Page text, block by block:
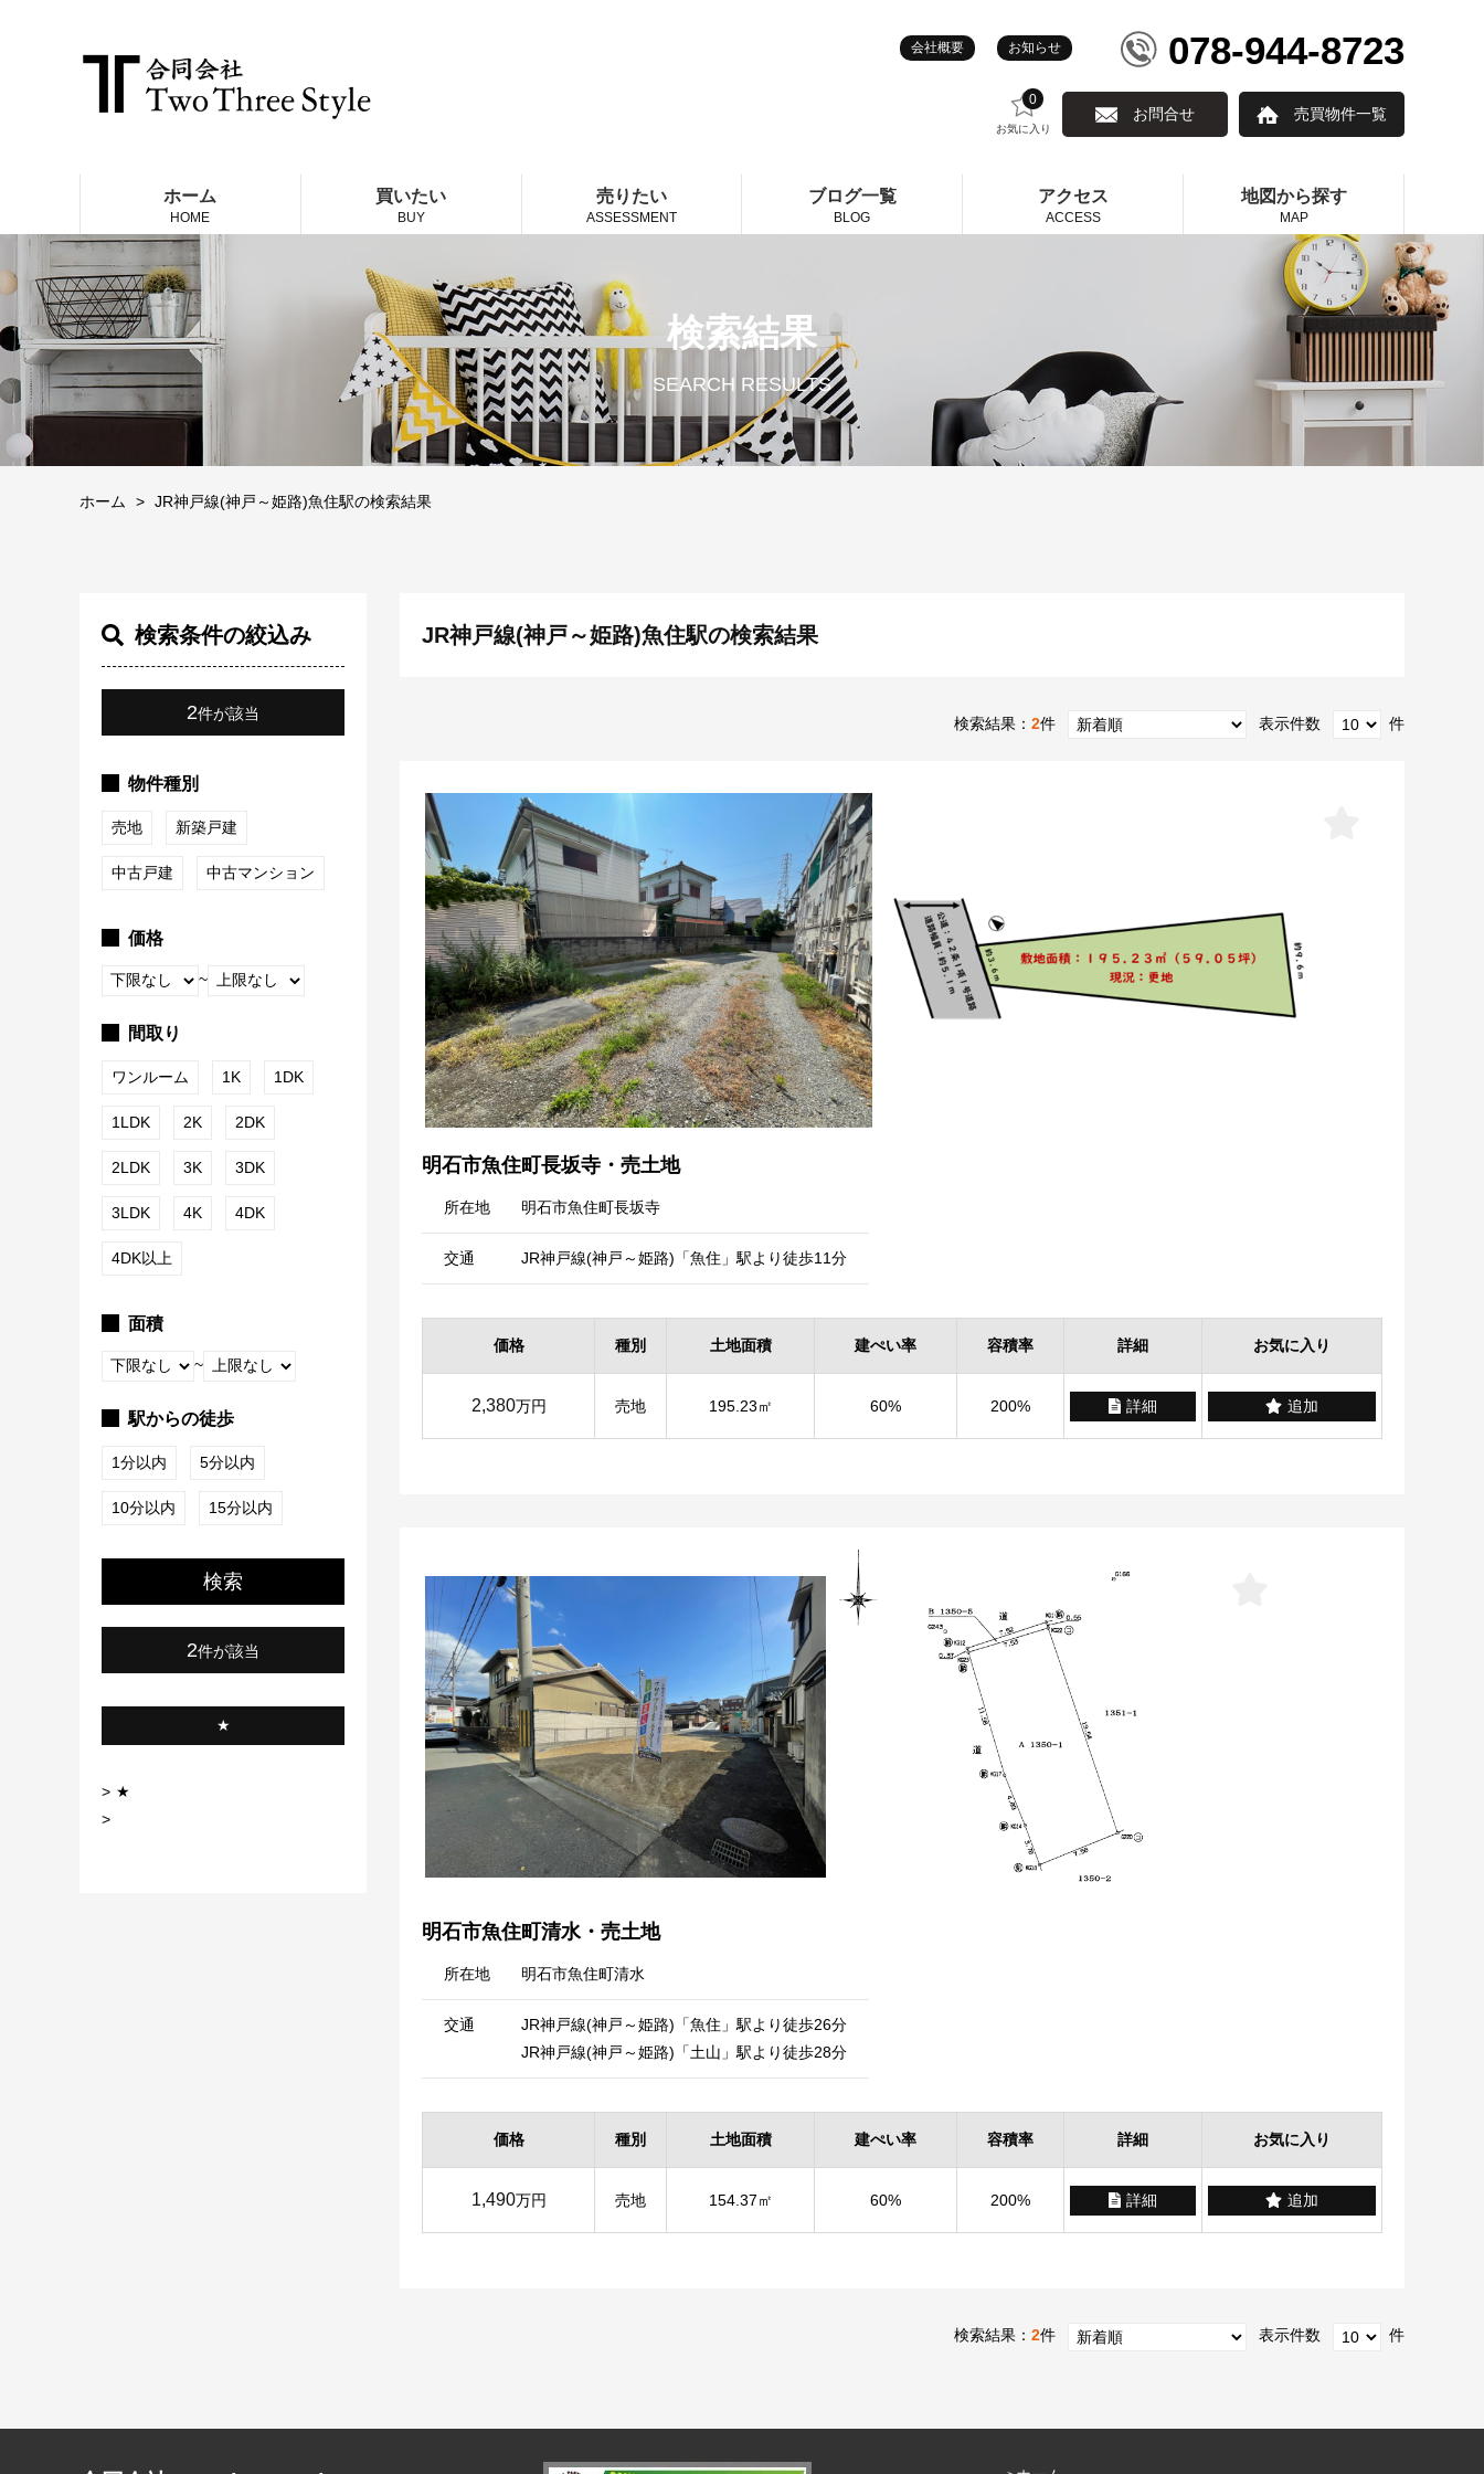
会社概要 お知らせ 078-944-8723
0
お気に入り
お問合せ 売買物件一覧
ホーム
HOME
買いたい
BUY
売りたい
ASSESSMENT
ブログ一覧
BLOG
アクセス
ACCESS
地図から探す
MAP
検索結果
SEARCH RESULTS
ホーム JR神戸線(神戸～姫路)魚住駅の検索結果
検索条件の絞込み
2件が該当
物件種別
売地 新築戸建
中古戸建 中古マンション
価格
~
間取り
ワンルーム 1K 1DK
1LDK 2K 2DK
2LDK 3K 3DK
3LDK 4K 4DK
4DK以上
面積
~
駅からの徒歩
1分以内 5分以内
10分以内 15分以内
検索
2件が該当
★
★
JR神戸線(神戸～姫路)魚住駅の検索結果
検索結果： 2件 表示件数 件
明石市魚住町長坂寺・売土地
所在地 明石市魚住町長坂寺
交通 JR神戸線(神戸～姫路)「魚住」駅より徒歩11分
価格 種別 土地面積 建ぺい率 容積率 詳細 お気に入り
2,380万円 売地 195.23㎡ 60% 200% 詳細 追加
明石市魚住町清水・売土地
所在地 明石市魚住町清水
交通
JR神戸線(神戸～姫路)「魚住」駅より徒歩26分
JR神戸線(神戸～姫路)「土山」駅より徒歩28分
価格 種別 土地面積 建ぺい率 容積率 詳細 お気に入り
1,490万円 売地 154.37㎡ 60% 200% 詳細 追加
検索結果： 2件 表示件数 件